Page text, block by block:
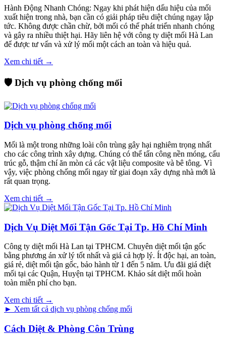
Hành Động Nhanh Chóng: Ngay khi phát hiện dấu hiệu của mối
xuất hiện trong nhà, bạn cần có giải pháp tiêu diệt chúng ngay lập
tức. Không được chần chừ, bởi mối có thể phát triển nhanh chóng
và gây ra nhiều thiệt hại. Hãy liên hệ với công ty diệt mối Hà Lan
để được tư vấn và xử lý mối một cách an toàn và hiệu quả.
Xem chi tiết →
🛡️ Dịch vụ phòng chống mối
Dịch vụ phòng chống mối
Mối là một trong những loài côn trùng gây hại nghiêm trọng nhất
cho các công trình xây dựng. Chúng có thể tấn công nền móng, cấu
trúc gỗ, thậm chí ăn mòn cả các vật liệu composite và bê tông. Vì
vậy, việc phòng chống mối ngay từ giai đoạn xây dựng nhà mới là
rất quan trọng.
Xem chi tiết →
Dịch Vụ Diệt Mối Tận Gốc Tại Tp. Hồ Chí Minh
Công ty diệt mối Hà Lan tại TPHCM. Chuyên diệt mối tận gốc
bằng phương án xử lý tốt nhất và giá cả hợp lý. Ít độc hại, an toàn,
giá rẻ, diệt mối tận gốc, bảo hành từ 1 đến 5 năm. Ưu đãi giá diệt
mối tại các Quận, Huyện tại TPHCM. Khảo sát diệt mối hoàn
toàn miễn phí cho bạn.
Xem chi tiết →
► Xem tất cả dịch vụ phòng chống mối
Cách Diệt & Phòng Côn Trùng